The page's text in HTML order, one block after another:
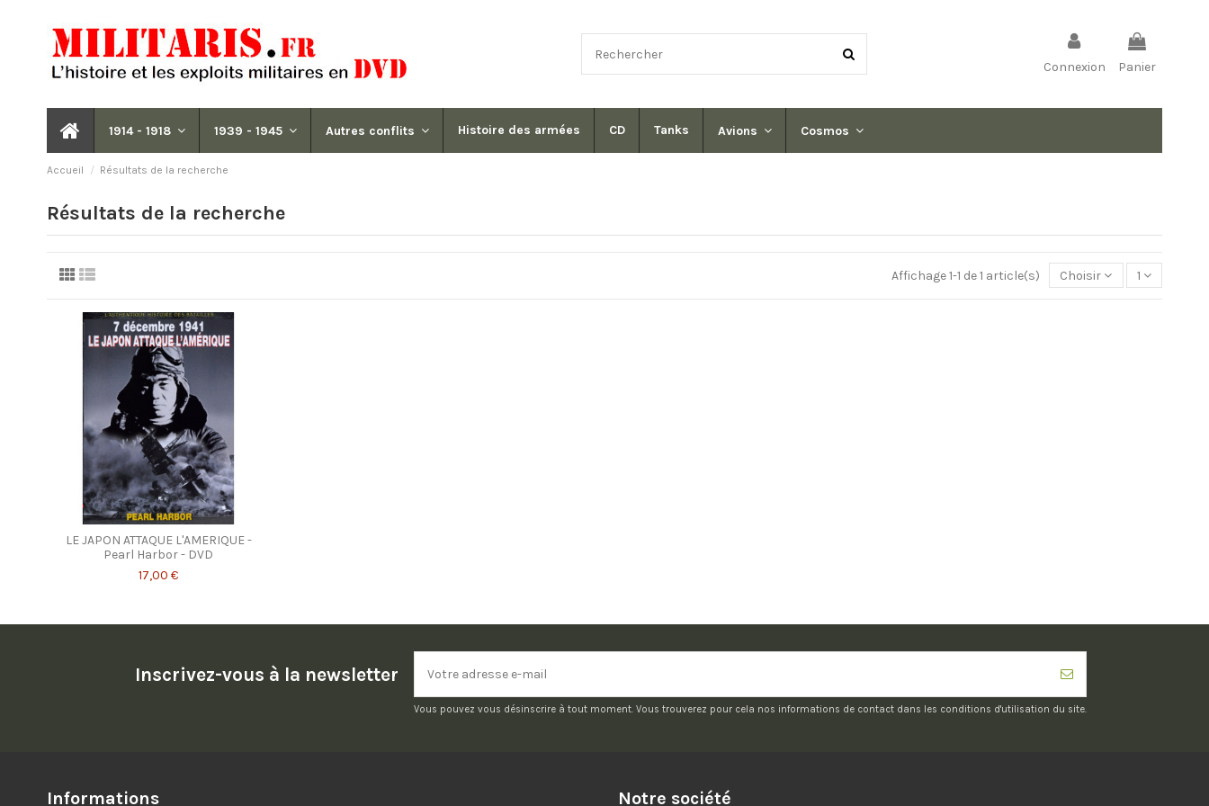
Connexion Panier
1914 - 1918 1939 - 1945 Autres conflits Histoire des armées CD Tanks Avions Cosmos
Accueil Résultats de la recherche
Résultats de la recherche
Affichage 1-1 de 1 article(s) Choisir 1
LE JAPON ATTAQUE L'AMERIQUE -
Pearl Harbor - DVD
17,00 €
Inscrivez-vous à la newsletter
Vous pouvez vous désinscrire à tout moment. Vous trouverez pour cela nos informations de contact dans les conditions d'utilisation du site.
Informations Notre société